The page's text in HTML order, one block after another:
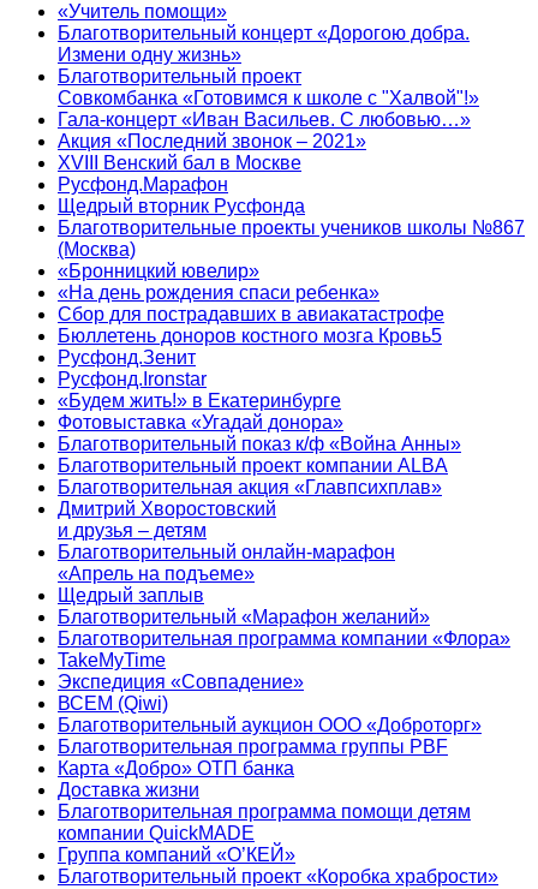
«Учитель помощи»
Благотворительный концерт «Дорогою добра.
Измени одну жизнь»
Благотворительный проект
Совкомбанка «Готовимся к школе с "Халвой"!»
Гала-концерт «Иван Васильев. С любовью…»
Акция «Последний звонок – 2021»
XVIII Венский бал в Москве
Русфонд.Марафон
Щедрый вторник Русфонда
Благотворительные проекты учеников школы №867
(Москва)
«Бронницкий ювелир»
«На день рождения спаси ребенка»
Сбор для пострадавших в авиакатастрофе
Бюллетень доноров костного мозга Кровь5
Русфонд.Зенит
Русфонд.Ironstar
«Будем жить!» в Екатеринбурге
Фотовыставка «Угадай донора»
Благотворительный показ к/ф «Война Анны»
Благотворительный проект компании ALBA
Благотворительная акция «Главпсихплав»
Дмитрий Хворостовский
и друзья – детям
Благотворительный онлайн‑марафон
«Апрель на подъеме»
Щедрый заплыв
Благотворительный «Марафон желаний»
Благотворительная программа компании «Флора»
TakeMyTime
Экспедиция «Совпадение»
ВСЕМ (Qiwi)
Благотворительный аукцион ООО «Доброторг»
Благотворительная программа группы PBF
Карта «Добро» ОТП банка
Доставка жизни
Благотворительная программа помощи детям
компании QuickMADE
Группа компаний «О’КЕЙ»
Благотворительный проект «Коробка храбрости»